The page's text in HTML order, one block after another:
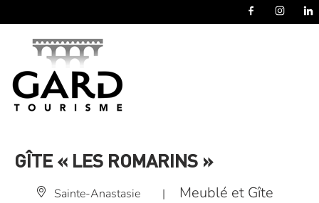
GÎTE « LES ROMARINS »
Sainte-Anastasie | Meublé et Gîte